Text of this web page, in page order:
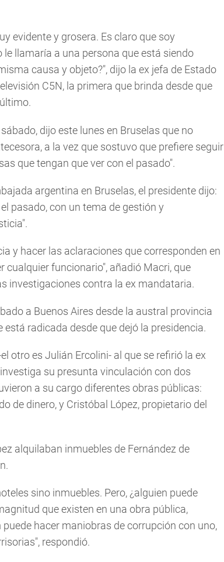
evidente y grosera. Es claro que soy
le llamaría a una persona que está siendo
causa y objeto?", dijo la ex jefa de Estado
C5N, la primera que brinda desde que
dijo este lunes en Bruselas que no
a la vez que sostuvo que prefiere seguir
que tengan que ver con el pasado".
argentina en Bruselas, el presidente dijo:
pasado, con un tema de gestión y
y hacer las aclaraciones que corresponden en
cualquier funcionario", añadió Macri, que
investigaciones contra la ex mandataria.
a Buenos Aires desde la austral provincia
radicada desde que dejó la presidencia.
otro es Julián Ercolini- al que se refirió la ex
su presunta vinculación con dos
a su cargo diferentes obras públicas:
de dinero, y Cristóbal López, propietario del
alquilaban inmuebles de Fernández de
sino inmuebles. Pero, ¿alguien puede
que existen en una obra pública,
hacer maniobras de corrupción con uno,
respondió.